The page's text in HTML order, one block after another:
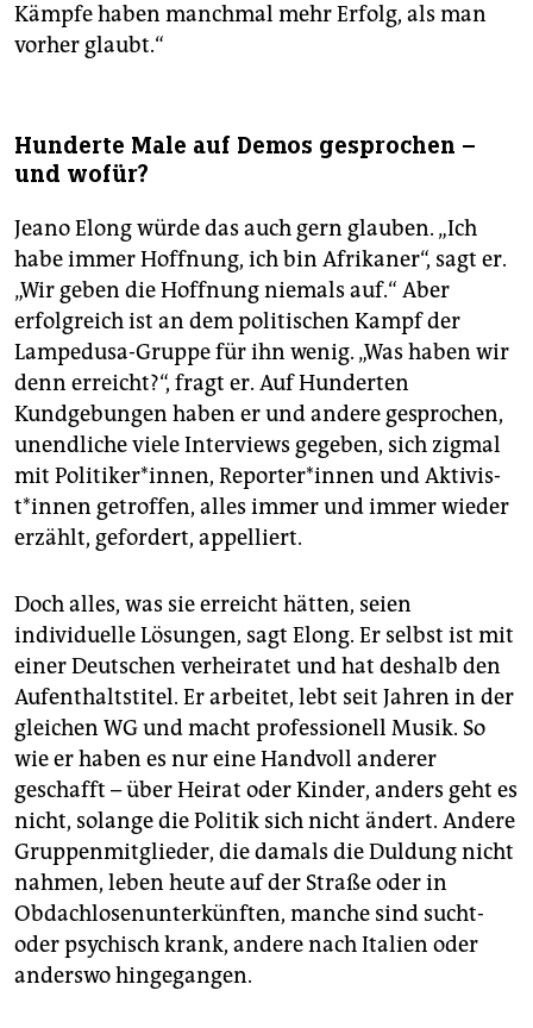
Kämpfe haben manchmal mehr Erfolg, als man
vorher glaubt.“
Hunderte Male auf Demos gesprochen –
und wofür?
Jeano Elong würde das auch gern glauben. „Ich
habe immer Hoffnung, ich bin Afrikaner“, sagt er.
„Wir geben die Hoffnung niemals auf.“ Aber
erfolgreich ist an dem politischen Kampf der
Lampedusa-Gruppe für ihn wenig. „Was haben wir
denn erreicht?“, fragt er. Auf Hunderten
Kundgebungen haben er und andere gesprochen,
unendliche viele Interviews gegeben, sich zigmal
mit Politiker*innen, Re­por­te­r*in­nen und Ak­ti­vis­
t*in­nen getroffen, alles immer und immer wieder
erzählt, gefordert, appelliert.
Doch alles, was sie erreicht hätten, seien
individuelle Lösungen, sagt Elong. Er selbst ist mit
einer Deutschen verheiratet und hat deshalb den
Aufenthaltstitel. Er arbeitet, lebt seit Jahren in der
gleichen WG und macht professionell Musik. So
wie er haben es nur eine Handvoll anderer
geschafft – über Heirat oder Kinder, anders geht es
nicht, solange die Politik sich nicht ändert. Andere
Gruppenmitglieder, die damals die Duldung nicht
nahmen, leben heute auf der Straße oder in
Obdachlosenunterkünften, manche sind sucht-
oder psychisch krank, andere nach Italien oder
anderswo hingegangen.